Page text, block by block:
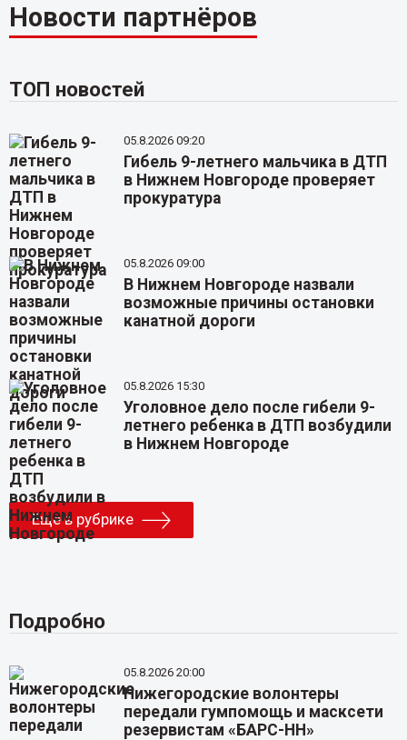
Новости партнёров
ТОП новостей
05.8.2026 09:20
Гибель 9-летнего мальчика в ДТП
в Нижнем Новгороде проверяет
прокуратура
05.8.2026 09:00
В Нижнем Новгороде назвали
возможные причины остановки
канатной дороги
05.8.2026 15:30
Уголовное дело после гибели 9-
летнего ребенка в ДТП возбудили
в Нижнем Новгороде
Еще в рубрике
Подробно
05.8.2026 20:00
Нижегородские волонтеры
передали гумпомощь и масксети
резервистам «БАРС-НН»